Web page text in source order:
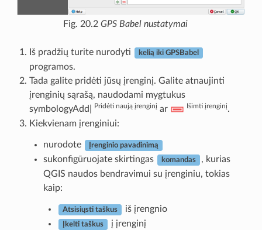
Fig. 20.2 GPS Babel nustatymai
Iš pradžių turite nurodyti kelią iki GPSBabel
programos.
Tada galite pridėti jūsų įrenginį. Galite atnaujinti
įrenginių sąrašą, naudodami mygtukus
symbologyAdd|
Pridėti naują įrenginįar Išimti įrenginį.
Kiekvienam įrenginiui:
nurodote Įrenginio pavadinimą
sukonfigūruojate skirtingas komandas
, kurias
QGIS naudos bendravimui su įrenginiu, tokias
kaip:
Atsisiųsti taškus iš įrengnio
Įkelti taškus į įrenginį